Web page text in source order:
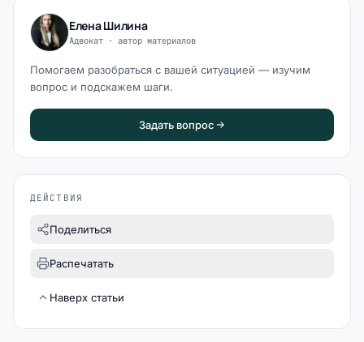
Елена Шилина
Адвокат · автор материалов
Помогаем разобраться с вашей ситуацией — изучим
вопрос и подскажем шаги.
Задать вопрос
ДЕЙСТВИЯ
Поделиться
Распечатать
Наверх статьи